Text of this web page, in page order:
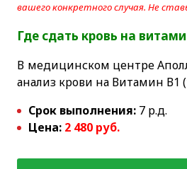
вашего конкретного случая. Не
Где сдать кровь на
В медицинском центре
анализ крови на Витамин
Срок выполнения: 7 р.д.
Цена: 2 480 руб.